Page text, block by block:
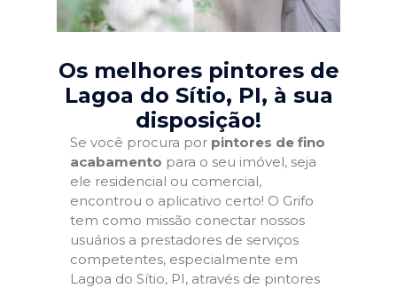
Os melhores pintores de
Lagoa do Sítio, PI, à sua
disposição!
Se você procura por pintores de fino
acabamento para o seu imóvel, seja
ele residencial ou comercial,
encontrou o aplicativo certo! O Grifo
tem como missão conectar nossos
usuários a prestadores de serviços
competentes, especialmente em
Lagoa do Sítio, PI, através de pintores